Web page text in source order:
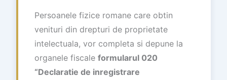
Persoanele fizice romane care obtin
venituri din drepturi de proprietate
intelectuala, vor completa si depune la
organele fiscale formularul 020
“Declaratie de inregistrare